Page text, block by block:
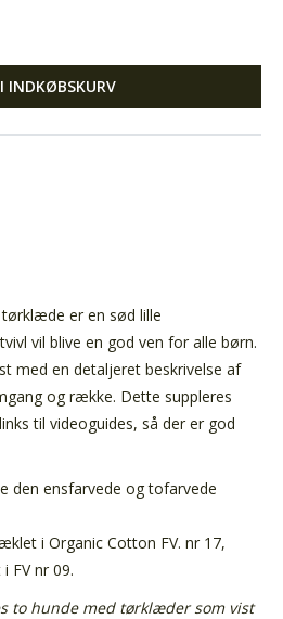
INDKØBSKURV
er en sød lille
vil blive en god ven for alle børn.
med en detaljeret beskrivelse af
og række. Dette suppleres
til videoguides, så der er god
den ensfarvede og tofarvede
i Organic Cotton FV. nr 17,
FV nr 09.
to hunde med tørklæder som vist